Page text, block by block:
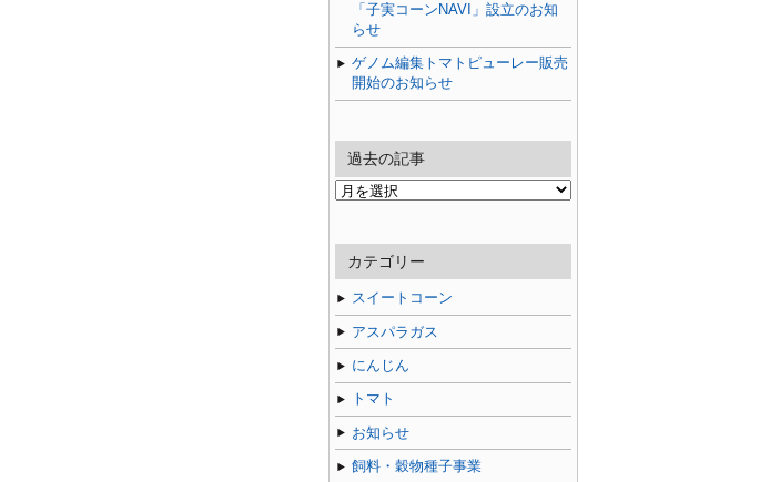
「子実コーンNAVI」設立のお知
らせ
ゲノム編集トマトピューレー販売
開始のお知らせ
過去の記事
過
記
事
カテゴリー
スイートコーン
アスパラガス
にんじん
トマト
お知らせ
飼料・穀物種子事業